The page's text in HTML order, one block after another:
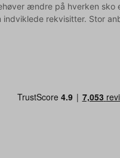
ændre på hverken sko
rekvisitter. Stor